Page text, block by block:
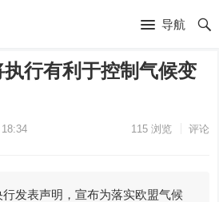
导航
行有利于控制气候变
115浏览 评论
发表声明，宣布为落实欧盟气候